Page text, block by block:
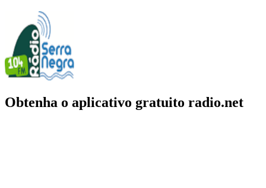
Obtenha o aplicativo gratuito radio.net